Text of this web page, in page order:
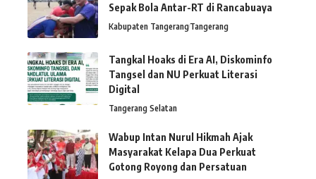
Sepak Bola Antar-RT di Rancabuaya
Kabupaten TangerangTangerang
Tangkal Hoaks di Era AI, Diskominfo
Tangsel dan NU Perkuat Literasi
Digital
Tangerang Selatan
Wabup Intan Nurul Hikmah Ajak
Masyarakat Kelapa Dua Perkuat
Gotong Royong dan Persatuan